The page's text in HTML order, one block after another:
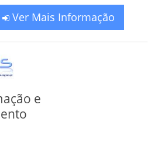
Ver Mais Informação
e